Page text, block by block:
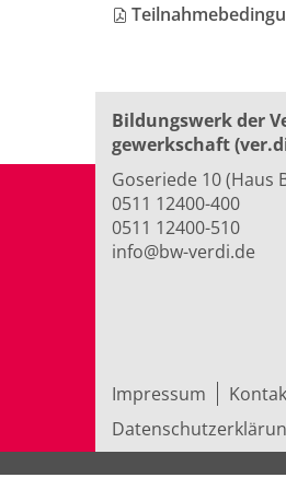
Bildungswerk der
ge­werk­schaft
Goseriede 10 (Haus
0511 12400-400
0511 12400-510
info@bw-verdi.de
Impressum